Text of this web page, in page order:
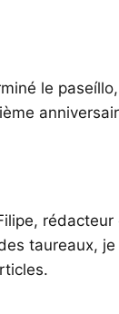
le
taureaux,